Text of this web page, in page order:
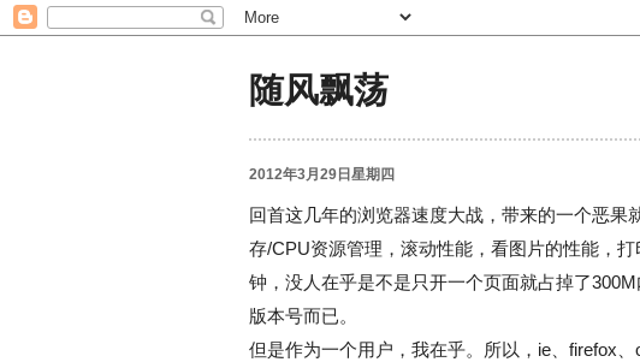
随风飘荡
2012年3月29日星期四
回首这几年的浏览器速度大战，带来的一个恶
存/CPU资源管理，滚动性能，看图片的性能，
钟，没人在乎是不是只开一个页面就占掉了
版本号而已。
但是作为一个用户，我在乎。所以，ie、firefox、